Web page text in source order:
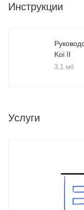
Инструкции
Koi II
3,1 мб
Услуги